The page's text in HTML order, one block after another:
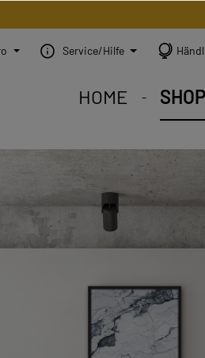
Service/Hilfe
HOME SHOP
Shop.
B2B.